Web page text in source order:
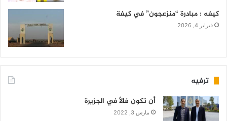
كيفه : مبادرة “منزعجون” في كيفة
فبراير 4, 2026
ترفيه
أن تكون فالاً في الجزيرة
مارس 3, 2022